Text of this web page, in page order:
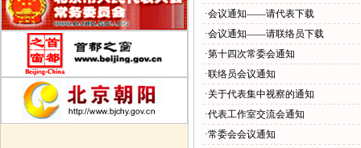
·会议通知——请代表下载
·会议通知——请联络员下载
·第十四次常委会通知
·联络员会议通知
·关于代表集中视察的通知
·代表工作室交流会通知
·常委会会议通知